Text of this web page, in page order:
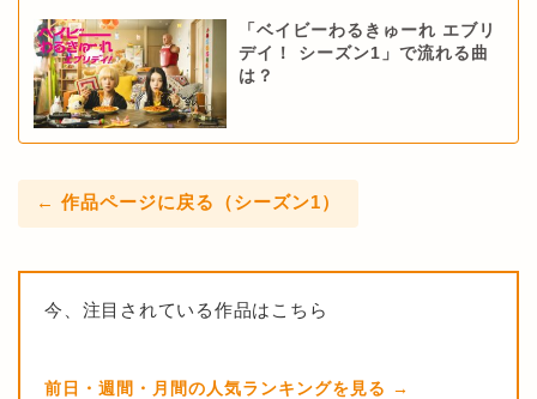
「ベイビーわるきゅーれ エブリ
デイ！ シーズン1」で流れる曲
は？
← 作品ページに戻る（シーズン1）
今、注目されている作品はこちら
前日・週間・月間の人気ランキングを見る